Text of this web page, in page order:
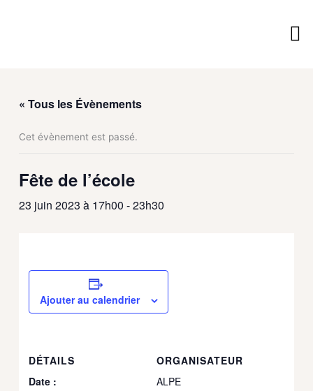
« Tous les Évènements
Cet évènement est passé.
Fête de l’école
23 juin 2023 à 17h00 -23h30
Ajouter au calendrier
DÉTAILS
Date :
ORGANISATEUR
ALPE